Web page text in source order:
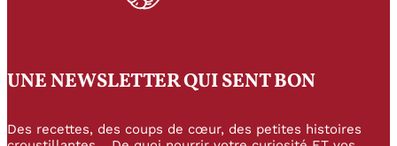
UNE NEWSLETTER QUI SENT BON
Des recettes, des coups de cœur, des petites histoires